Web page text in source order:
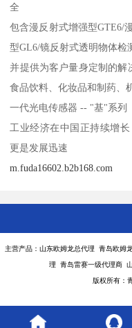
全
包含漫反射式增强型GTE6/
型GL6/镜反射式透明物体检
并提供为客户量身定制的解
食品饮料、化妆品和制药、
一代光电传感器 -- "基"系列
工业经济在中国正持续增
更是发展迅速
m.fuda16602.b2b168.com
主营产品：山东欧姆龙总代理 青岛欧姆
理 青岛雷赛一级代理商
版权所有：